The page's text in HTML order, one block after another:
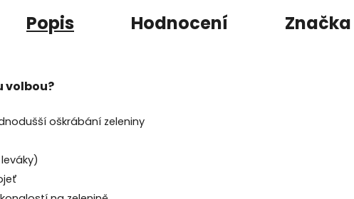
Popis Hodnocení Značka
volbou?
oškrábání zeleniny